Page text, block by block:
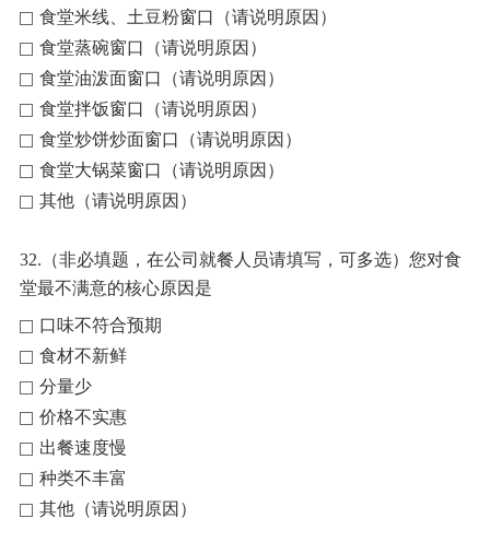
食堂米线、土豆粉窗口（请说明原因）
食堂蒸碗窗口（请说明原因）
食堂油泼面窗口（请说明原因）
食堂拌饭窗口（请说明原因）
食堂炒饼炒面窗口（请说明原因）
食堂大锅菜窗口（请说明原因）
其他（请说明原因）
32.（非必填题，在公司就餐人员请填写，可多选）您对食
堂最不满意的核心原因是
口味不符合预期
食材不新鲜
分量少
价格不实惠
出餐速度慢
种类不丰富
其他（请说明原因）